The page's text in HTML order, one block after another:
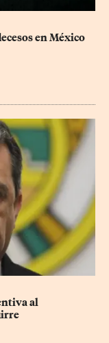
en México
al